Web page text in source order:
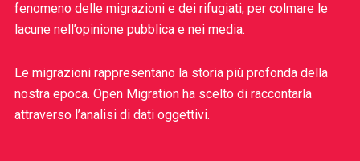
fenomeno delle migrazioni e dei rifugiati, per colmare le
lacune nell’opinione pubblica e nei media.
Le migrazioni rappresentano la storia più profonda della
nostra epoca. Open Migration ha scelto di raccontarla
attraverso l’analisi di dati oggettivi.